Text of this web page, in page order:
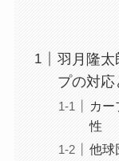
羽月隆太
プの対
カ
性
他球